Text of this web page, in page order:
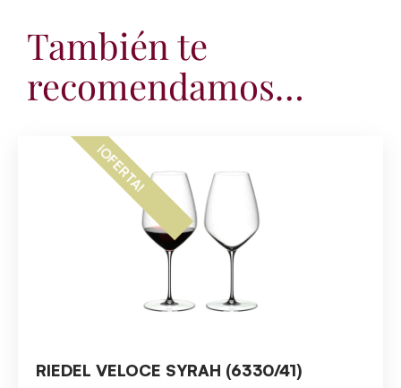
También te
recomendamos…
¡OFERTA!
RIEDEL VELOCE SYRAH (6330/41)